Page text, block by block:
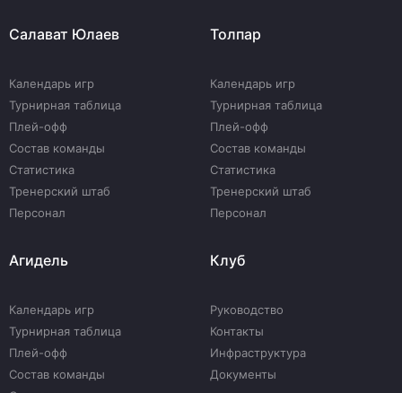
Салават Юлаев
Календарь игр
Турнирная таблица
Плей-офф
Состав команды
Статистика
Тренерский штаб
Персонал
Толпар
Календарь игр
Турнирная таблица
Плей-офф
Состав команды
Статистика
Тренерский штаб
Персонал
Агидель
Календарь игр
Турнирная таблица
Плей-офф
Состав команды
Клуб
Руководство
Контакты
Инфраструктура
Документы